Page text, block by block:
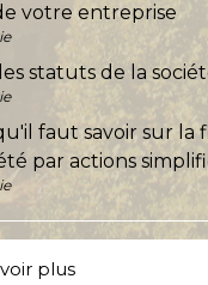
votre entreprise
statuts de la
faut savoir sur la
par actions
plus